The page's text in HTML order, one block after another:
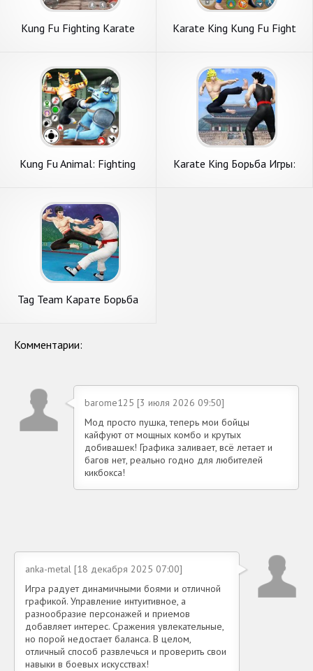
Kung Fu Fighting Karate
Karate King Kung Fu Fight
Kung Fu Animal: Fighting
Karate King Борьба Игры:
Tag Team Карате Борьба
Комментарии:
barome125 [3 июля 2026 09:50]
Мод просто пушка, теперь мои бойцы
кайфуют от мощных комбо и крутых
добивашек! Графика заливает, всё летает и
багов нет, реально годно для любителей
кикбокса!
anka-metal [18 декабря 2025 07:00]
Игра радует динамичными боями и отличной
графикой. Управление интуитивное, а
разнообразие персонажей и приемов
добавляет интерес. Сражения увлекательные,
но порой недостает баланса. В целом,
отличный способ развлечься и проверить свои
навыки в боевых искусствах!